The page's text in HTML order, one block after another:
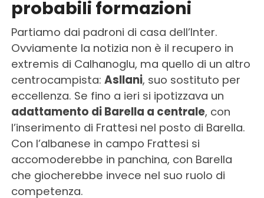
probabili formazioni
Partiamo dai padroni di casa dell’Inter.
Ovviamente la notizia non è il recupero in
extremis di Calhanoglu, ma quello di un altro
centrocampista: Asllani, suo sostituto per
eccellenza. Se fino a ieri si ipotizzava un
adattamento di Barella a centrale, con
l’inserimento di Frattesi nel posto di Barella.
Con l’albanese in campo Frattesi si
accomoderebbe in panchina, con Barella
che giocherebbe invece nel suo ruolo di
competenza.